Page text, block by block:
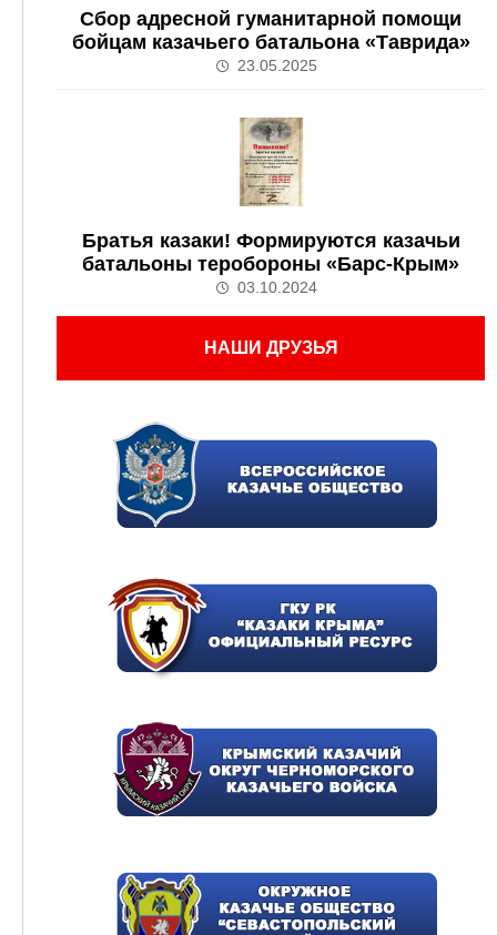
Сбор адресной гуманитарной помощи
бойцам казачьего батальона «Таврида»
23.05.2025
Братья казаки! Формируются казачьи
батальоны теробороны «Барс-Крым»
03.10.2024
НАШИ ДРУЗЬЯ